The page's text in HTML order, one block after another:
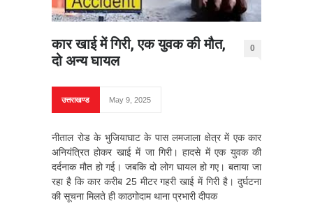
कार खाई में गिरी, एक युवक की मौत,
दो अन्य घायल
0
उत्तराखण्ड May 9, 2025
नीताल रोड के भुजियाघाट के पास लमजाला क्षेत्र में एक कार
अनियंत्रित होकर खाई में जा गिरी। हादसे में एक युवक की
दर्दनाक मौत हो गई। जबकि दो लोग घायल हो गए। बताया जा
रहा है कि कार करीब 25 मीटर गहरी खाई में गिरी है। दुर्घटना
की सूचना मिलते ही काठगोदाम थाना प्रभारी दीपक